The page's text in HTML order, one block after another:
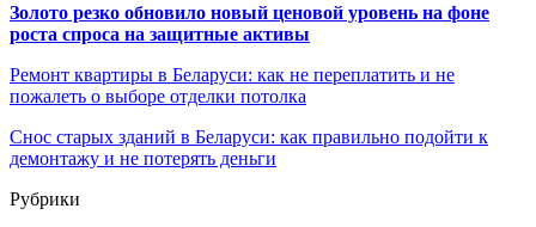
Золото резко обновило новый ценовой уровень на фоне
роста спроса на защитные активы
Ремонт квартиры в Беларуси: как не переплатить и не
пожалеть о выборе отделки потолка
Снос старых зданий в Беларуси: как правильно подойти к
демонтажу и не потерять деньги
Рубрики